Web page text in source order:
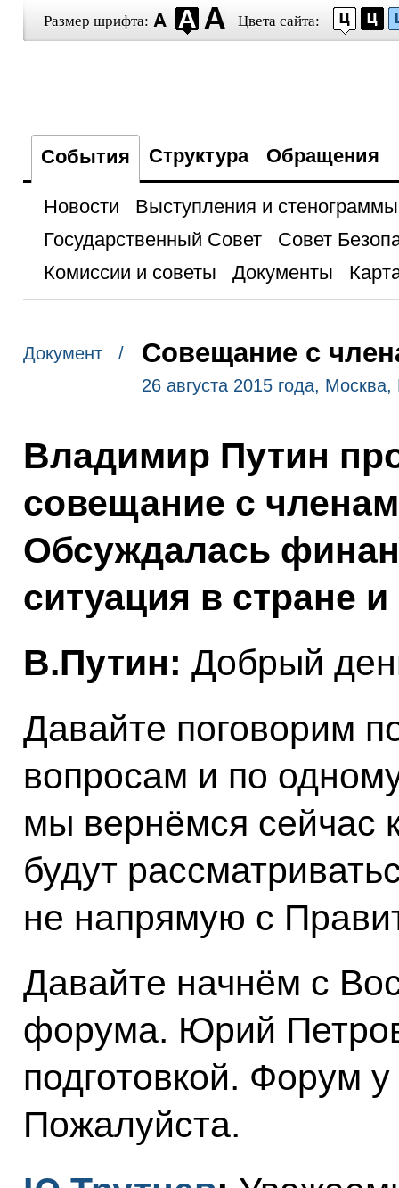
Размер шрифта: Цвета сайта:
События Структура Обращения
Новости
Выступления и стенограммы
Государственный Совет
Совет
Комиссии и советы
Документы
Документ / Совещание с
26 августа 2015 года,
Владимир Путин
совещание с
Обсуждалась
ситуация в стране
В.Путин: Добрый
Давайте поговорим
вопросам и по
мы вернёмся сейчас
будут
не напрямую с
Давайте начнём с
форума. Юрий
подготовкой. Форум
Пожалуйста.